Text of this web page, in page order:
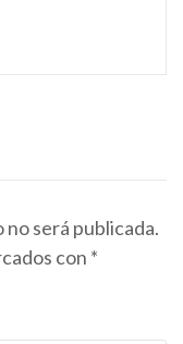
será publicada.
con *